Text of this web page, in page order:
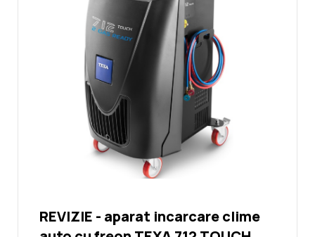
REVIZIE - aparat incarcare clime